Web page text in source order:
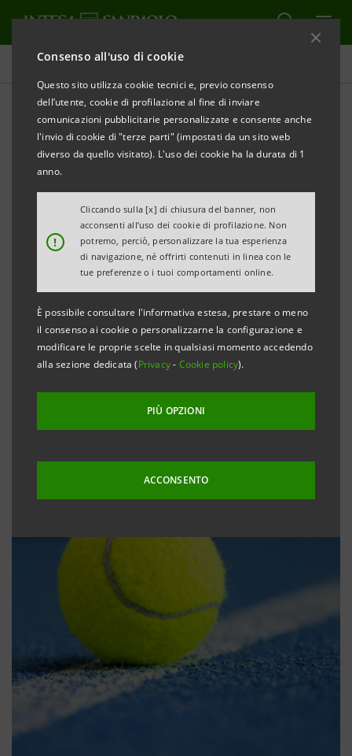
Consenso all'uso di cookie
Questo sito utilizza cookie tecnici e, previo consenso
dell’utente, cookie di profilazione al fine di inviare
comunicazioni pubblicitarie personalizzate e consente anche
l'invio di cookie di "terze parti" (impostati da un sito web
diverso da quello visitato). L'uso dei cookie ha la durata di 1
anno.
!
Cliccando sulla [x] di chiusura del banner, non
acconsenti all’uso dei cookie di profilazione. Non
potremo, perciò, personalizzare la tua esperienza
di navigazione, né offrirti contenuti in linea con le
tue preferenze o i tuoi comportamenti online.
È possibile consultare l'informativa estesa, prestare o meno
il consenso ai cookie o personalizzarne la configurazione e
modificare le proprie scelte in qualsiasi momento accedendo
alla sezione dedicata (Privacy- Cookie policy).
PIÙ OPZIONI
ACCONSENTO
Tutti i progetti
SPORT
Scontri diretti: le sfide più
importanti delle Nitto ATP
Finals